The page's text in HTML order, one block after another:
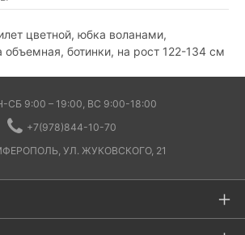
цветной, юбка воланами,
ботинки, на рост 122-134 см
СБ 9:00 – 19:00, ВС 9:00-18:00
+7(978)844-10-70
УЛ. ЖУКОВСКОГО, 21